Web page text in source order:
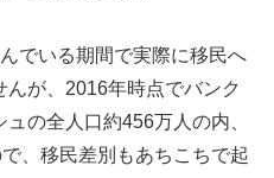
でいる期間で実際に移民へ
が、2016年時点でバンク
の全人口約456万人の内、
、移民差別もあちこちで起